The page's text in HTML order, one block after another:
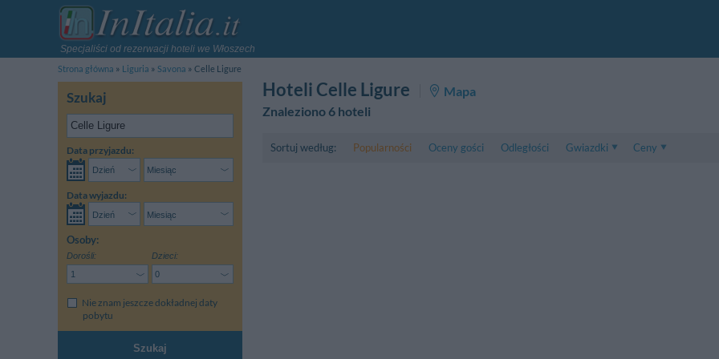
Specjaliści od rezerwacji hoteli we Włoszech
Strona główna
Liguria Savona Celle Ligure
Szukaj
Data przyjazdu:
Data wyjazdu:
Osoby:
Dorośli: Dzieci:
Nie znam jeszcze dokładnej daty
pobytu
Szukaj
Hoteli Celle Ligure
Mapa
Znaleziono 6 hoteli
Sortuj według: Popularności Oceny gości Odległości
Gwiazdki
Ceny